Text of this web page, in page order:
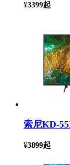
¥3399起
索尼KD-
¥3899起